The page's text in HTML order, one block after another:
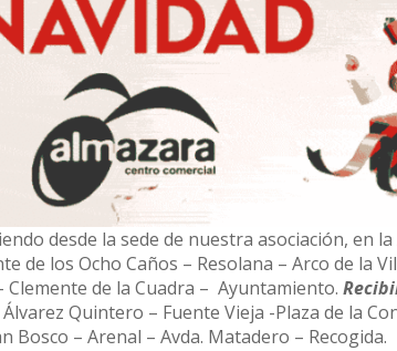
desde la sede de nuestra asociación, en
los Ocho Caños – Resolana – Arco de la
Clemente de la Cuadra – Ayuntamiento.
Álvarez Quintero – Fuente Vieja -Plaza de la
Bosco – Arenal – Avda. Matadero – Recogida.